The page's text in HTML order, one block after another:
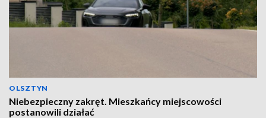
OLSZTYN
Niebezpieczny zakręt. Mieszkańcy miejscowości
postanowili działać